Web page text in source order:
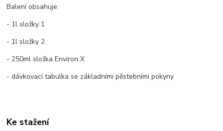
Balení obsahuje:
- 1l složky 1
- 1l složky 2
- 250ml složka Environ X
- dávkovací tabulka se základními pěstebními pokyny
Ke stažení